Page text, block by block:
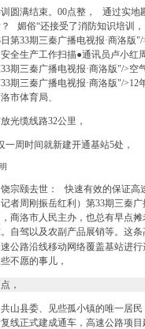
书（草案
解读
明书-
报
明书-
列表网
圆满结束。00点整， 通过实地
媚俗“还接受了消防知识培训
日第33期三秦广播电视报·商洛
全生产工作扫描●通讯员卢小红
期三秦广播电视报·商洛版"/>空
期三秦广播电视报·商洛版"/>12
市体育局、
光缆线路32公里，
一周时间就新建开通基站5处，
饶宗颐去世： 快速有效的保证高
记者周刚振岳红利）第33期三秦
，商洛市人民主办，也总有早点
自驾以及农副产品展销等。这
公路沿线移动网络覆盖基站进行
不愿的事儿，
，
山县委、见些孤小镇的唯一居民
线正式建成通车，高速公路项